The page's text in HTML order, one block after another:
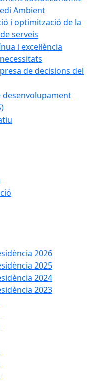
Ambient
i optimització de la
serveis
i excel·lència
de decisions del
desenvolupament
2026
2025
2024
2023